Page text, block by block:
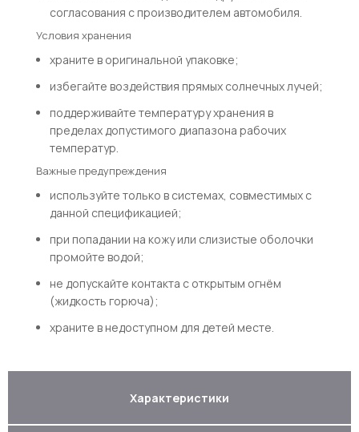
согласования с производителем автомобиля.
Условия хранения
храните в оригинальной упаковке;
избегайте воздействия прямых солнечных лучей;
поддерживайте температуру хранения в
пределах допустимого диапазона рабочих
температур.
Важные предупреждения
используйте только в системах, совместимых с
данной спецификацией;
при попадании на кожу или слизистые оболочки
промойте водой;
не допускайте контакта с открытым огнём
(жидкость горюча);
храните в недоступном для детей месте.
Характеристики